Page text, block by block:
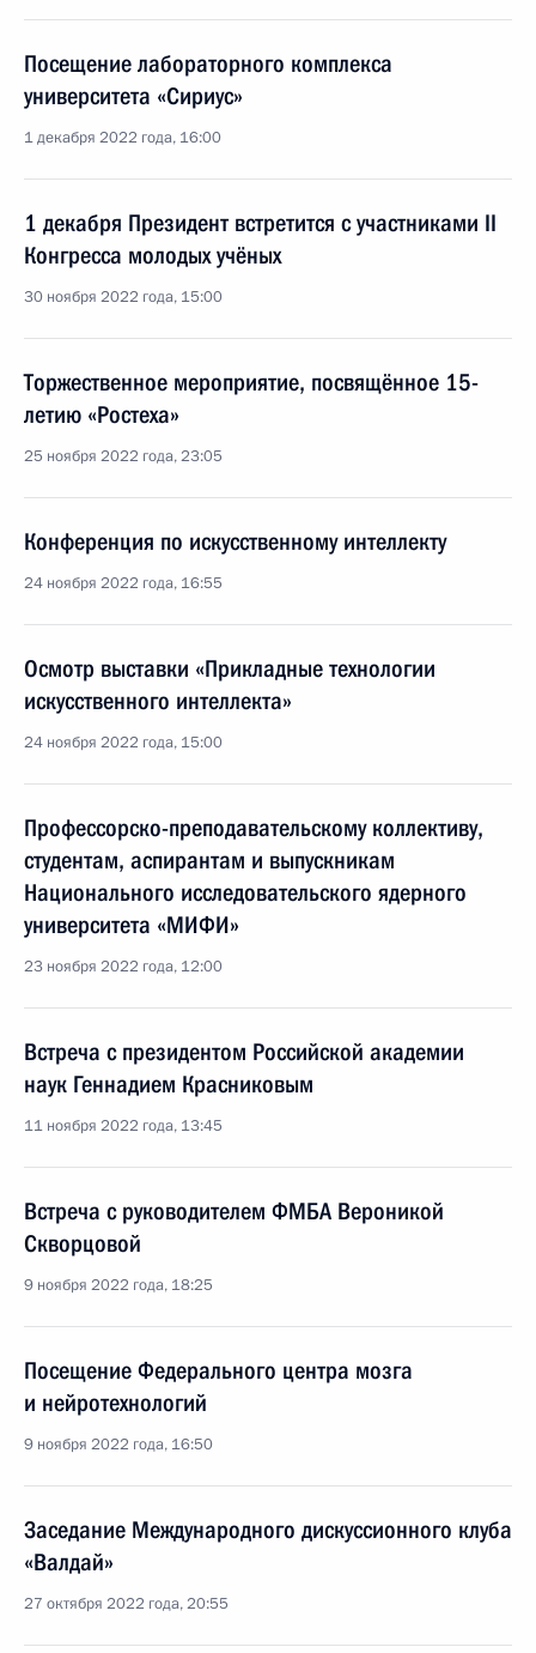
Посещение лабораторного комплекса
университета «Сириус»
1 декабря 2022 года, 16:00
1 декабря Президент встретится с участниками II
Конгресса молодых учёных
30 ноября 2022 года, 15:00
Торжественное мероприятие, посвящённое 15-
летию «Ростеха»
25 ноября 2022 года, 23:05
Конференция по искусственному интеллекту
24 ноября 2022 года, 16:55
Осмотр выставки «Прикладные технологии
искусственного интеллекта»
24 ноября 2022 года, 15:00
Профессорско-преподавательскому коллективу,
студентам, аспирантам и выпускникам
Национального исследовательского ядерного
университета «МИФИ»
23 ноября 2022 года, 12:00
Встреча с президентом Российской академии
наук Геннадием Красниковым
11 ноября 2022 года, 13:45
Встреча с руководителем ФМБА Вероникой
Скворцовой
9 ноября 2022 года, 18:25
Посещение Федерального центра мозга
и нейротехнологий
9 ноября 2022 года, 16:50
Заседание Международного дискуссионного клуба
«Валдай»
27 октября 2022 года, 20:55